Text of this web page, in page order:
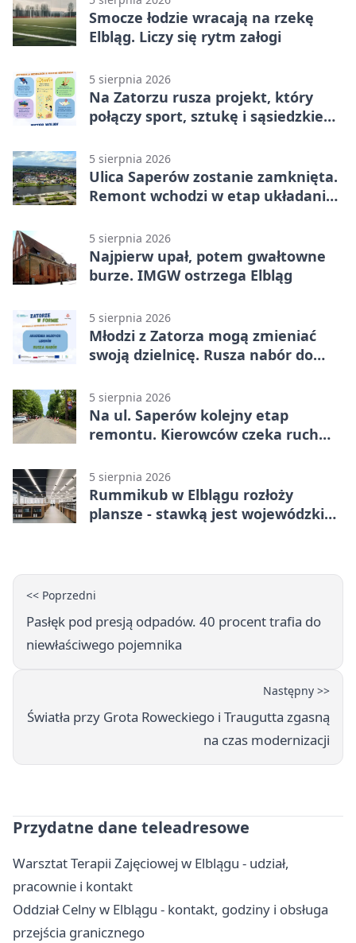
Smocze łodzie wracają na rzekę
Elbląg. Liczy się rytm załogi
5 sierpnia 2026
Na Zatorzu rusza projekt, który
połączy sport, sztukę i sąsiedzkie
5 sierpnia 2026
Ulica Saperów zostanie zamknięta.
Remont wchodzi w etap układania
5 sierpnia 2026
Najpierw upał, potem gwałtowne
burze. IMGW ostrzega Elbląg
5 sierpnia 2026
Młodzi z Zatorza mogą zmieniać
swoją dzielnicę. Rusza nabór do
5 sierpnia 2026
Na ul. Saperów kolejny etap
remontu. Kierowców czeka ruch
5 sierpnia 2026
Rummikub w Elblągu rozłoży
plansze - stawką jest wojewódzki
<< Poprzedni
Pasłęk pod presją odpadów. 40 procent trafia do
niewłaściwego pojemnika
Następny >>
Światła przy Grota Roweckiego i Traugutta zgasną
na czas modernizacji
Przydatne dane teleadresowe
Warsztat Terapii Zajęciowej w Elblągu - udział,
pracownie i kontakt
Oddział Celny w Elblągu - kontakt, godziny i obsługa
przejścia granicznego